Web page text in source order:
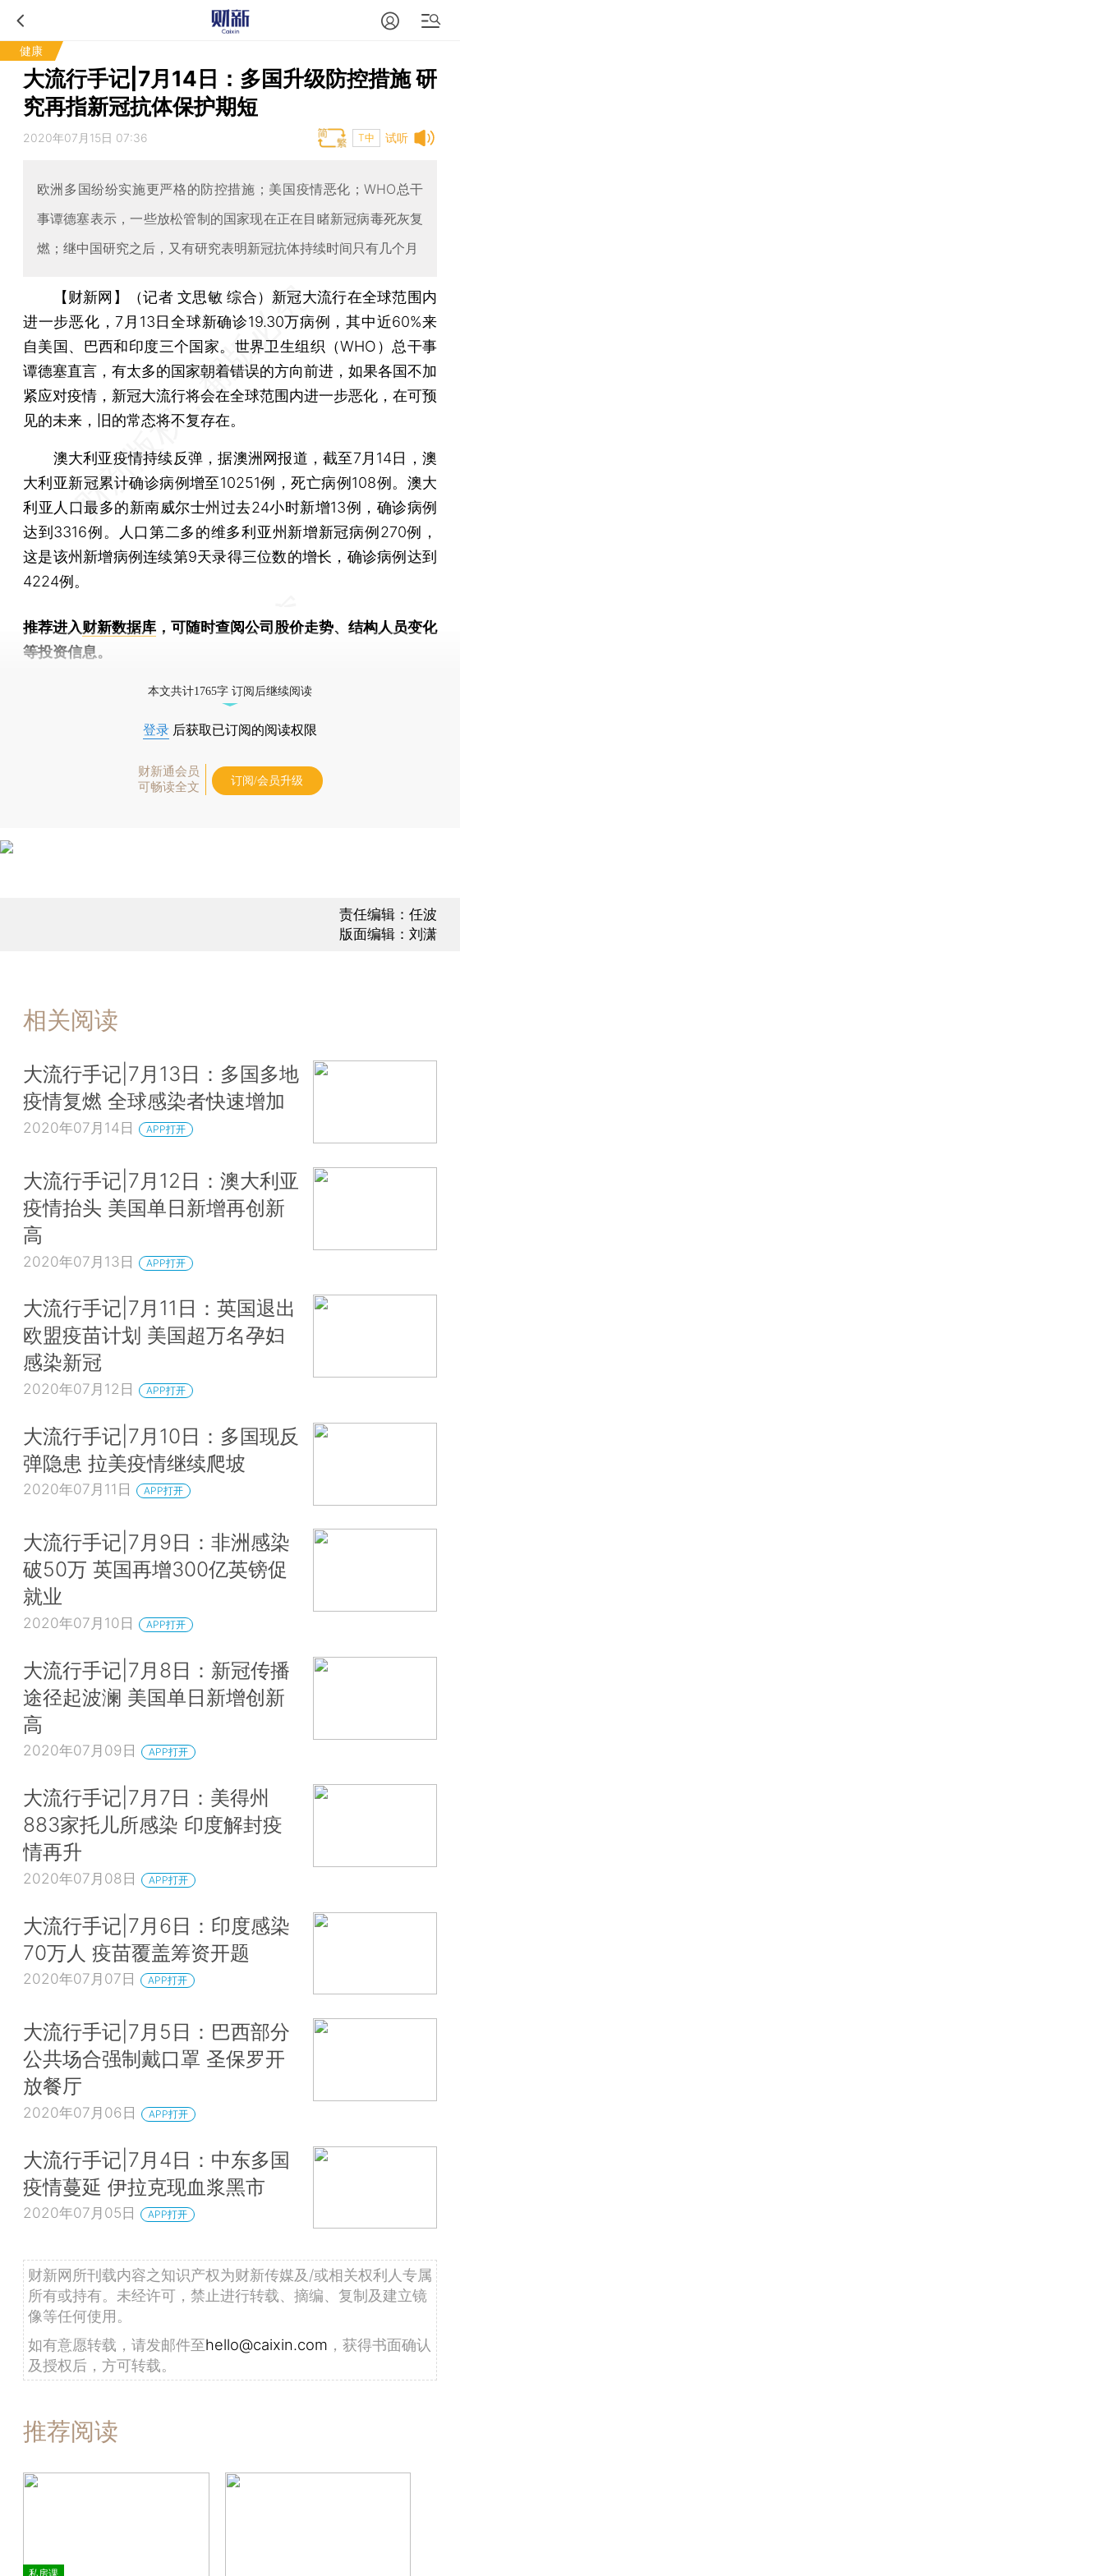
健康
大流行手记|7月14日：多国升级防控措施 研
究再指新冠抗体保护期短
试听
2020年07月15日 07:36 T中
欧洲多国纷纷实施更严格的防控措施；美国疫情恶化；WHO总干
事谭德塞表示，一些放松管制的国家现在正在目睹新冠病毒死灰复
燃；继中国研究之后，又有研究表明新冠抗体持续时间只有几个月
【财新网】（记者 文思敏 综合） 新冠大流行在全球范围内
进一步恶化，7月13日全球新确诊19.30万病例，其中近60%来
自美国、巴西和印度三个国家。世界卫生组织（WHO）总干事
谭德塞直言，有太多的国家朝着错误的方向前进，如果各国不加
紧应对疫情，新冠大流行将会在全球范围内进一步恶化，在可预
见的未来，旧的常态将不复存在。
澳大利亚疫情持续反弹，据澳洲网报道，截至7月14日，澳
大利亚新冠累计确诊病例增至10251例，死亡病例108例。澳大
利亚人口最多的新南威尔士州过去24小时新增13例，确诊病例
达到3316例。人口第二多的维多利亚州新增新冠病例270例，
这是该州新增病例连续第9天录得三位数的增长，确诊病例达到
4224例。
推荐进入财新数据库 ，可随时查阅公司股价走势、结构人员变化
等投资信息。
本文共计1765字 订阅后继续阅读
登录 后获取已订阅的阅读权限
财新通会员
可畅读全文
订阅/会员升级
责任编辑：任波
版面编辑：刘潇
相关阅读
大流行手记|7月13日：多国多地
疫情复燃 全球感染者快速增加
2020年07月14日 APP打开
大流行手记|7月12日：澳大利亚
疫情抬头 美国单日新增再创新
高
2020年07月13日 APP打开
大流行手记|7月11日：英国退出
欧盟疫苗计划 美国超万名孕妇
感染新冠
2020年07月12日 APP打开
大流行手记|7月10日：多国现反
弹隐患 拉美疫情继续爬坡
2020年07月11日 APP打开
大流行手记|7月9日：非洲感染
破50万 英国再增300亿英镑促
就业
2020年07月10日 APP打开
大流行手记|7月8日：新冠传播
途径起波澜 美国单日新增创新
高
2020年07月09日 APP打开
大流行手记|7月7日：美得州
883家托儿所感染 印度解封疫
情再升
2020年07月08日 APP打开
大流行手记|7月6日：印度感染
70万人 疫苗覆盖筹资开题
2020年07月07日 APP打开
大流行手记|7月5日：巴西部分
公共场合强制戴口罩 圣保罗开
放餐厅
2020年07月06日 APP打开
大流行手记|7月4日：中东多国
疫情蔓延 伊拉克现血浆黑市
2020年07月05日 APP打开
财新网所刊载内容之知识产权为财新传媒及/或相关权利人专属
所有或持有。未经许可，禁止进行转载、摘编、复制及建立镜
像等任何使用。
如有意愿转载，请发邮件至hello@caixin.com ，获得书面确认
及授权后，方可转载。
推荐阅读
私房课